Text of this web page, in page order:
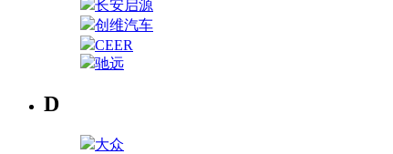
长安启源
创维汽车
CEER
驰远
D
大众